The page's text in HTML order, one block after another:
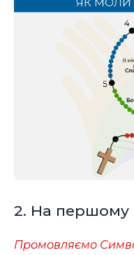
2. На першому
Промовляємо